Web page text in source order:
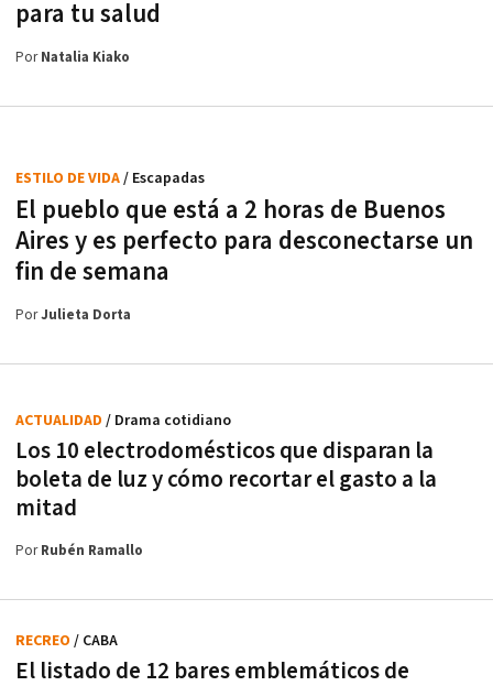
para tu salud
PorNatalia Kiako
El pueblo que está a 2 horas de Buenos
Aires y es perfecto para desconectarse un
fin de semana
ESTILO DE VIDA/ Escapadas
PorJulieta Dorta
Los 10 electrodomésticos que disparan la
boleta de luz y cómo recortar el gasto a la
mitad
ACTUALIDAD / Drama cotidiano
PorRubén Ramallo
El listado de 12 bares emblemáticos de
RECREO / CABA